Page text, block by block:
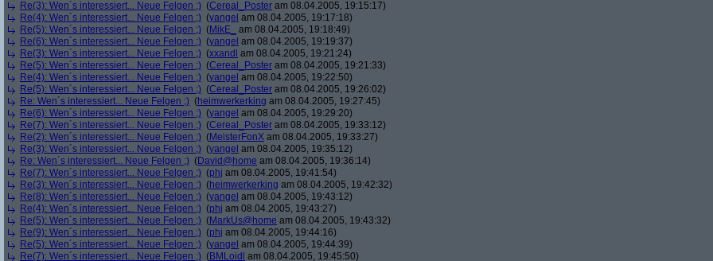
Re(3): Wen´s interessiert... Neue Felgen ;) (Cereal_Poster am 08.04.2005, 19:15:17)
Re(4): Wen´s interessiert... Neue Felgen ;) (yangel am 08.04.2005, 19:17:18)
Re(5): Wen´s interessiert... Neue Felgen ;) (MikE_
am 08.04.2005, 19:18:49)
Re(6): Wen´s interessiert... Neue Felgen ;) (yangel am 08.04.2005, 19:19:37)
Re(3): Wen´s interessiert... Neue Felgen ;) (xxandl am 08.04.2005, 19:21:24)
Re(5): Wen´s interessiert... Neue Felgen ;) (Cereal_Poster am 08.04.2005, 19:21:33)
Re(4): Wen´s interessiert... Neue Felgen ;) (yangel am 08.04.2005, 19:22:50)
Re(5): Wen´s interessiert... Neue Felgen ;) (Cereal_Poster am 08.04.2005, 19:26:02)
Re: Wen´s interessiert... Neue Felgen ;) (heimwerkerking am 08.04.2005, 19:27:45)
Re(6): Wen´s interessiert... Neue Felgen ;) (yangel am 08.04.2005, 19:29:20)
Re(7): Wen´s interessiert... Neue Felgen ;) (Cereal_Poster am 08.04.2005, 19:33:12)
Re(2): Wen´s interessiert... Neue Felgen ;) (MeisterFonX am 08.04.2005, 19:33:27)
Re(3): Wen´s interessiert... Neue Felgen ;) (yangel am 08.04.2005, 19:35:12)
Re: Wen´s interessiert... Neue Felgen ;) (David@home am 08.04.2005, 19:36:14)
Re(7): Wen´s interessiert... Neue Felgen ;) (phj am 08.04.2005, 19:41:54)
Re(3): Wen´s interessiert... Neue Felgen ;) (heimwerkerking am 08.04.2005, 19:42:32)
Re(8): Wen´s interessiert... Neue Felgen ;) (yangel am 08.04.2005, 19:43:12)
Re(4): Wen´s interessiert... Neue Felgen ;) (phj am 08.04.2005, 19:43:27)
Re(5): Wen´s interessiert... Neue Felgen ;) (MarkUs@home am 08.04.2005, 19:43:32)
Re(9): Wen´s interessiert... Neue Felgen ;) (phj am 08.04.2005, 19:44:16)
Re(5): Wen´s interessiert... Neue Felgen ;) (yangel am 08.04.2005, 19:44:39)
Re(7): Wen´s interessiert... Neue Felgen ;) (BMLoidl am 08.04.2005, 19:45:50)